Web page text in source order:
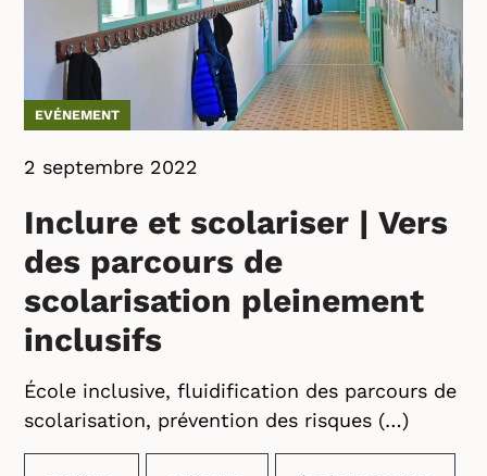
EVÉNEMENT
2 septembre 2022
Inclure et scolariser | Vers
des parcours de
scolarisation pleinement
inclusifs
École inclusive, fluidification des parcours de
scolarisation, prévention des risques (…)